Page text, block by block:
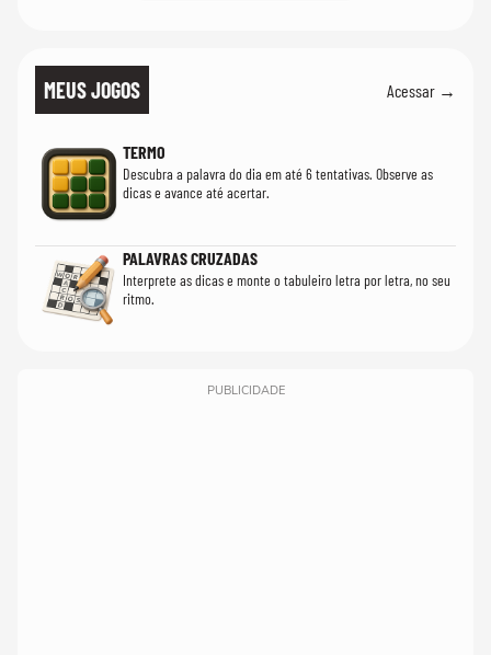
MEUS JOGOS Acessar →
TERMO
Descubra a palavra do dia em até 6 tentativas. Observe as
dicas e avance até acertar.
PALAVRAS CRUZADAS
Interprete as dicas e monte o tabuleiro letra por letra, no seu
ritmo.
PUBLICIDADE